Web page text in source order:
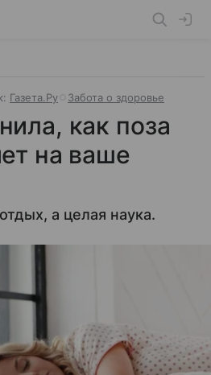
Газета.Ру Забота о здоровье
как поза
на ваше
а целая наука.